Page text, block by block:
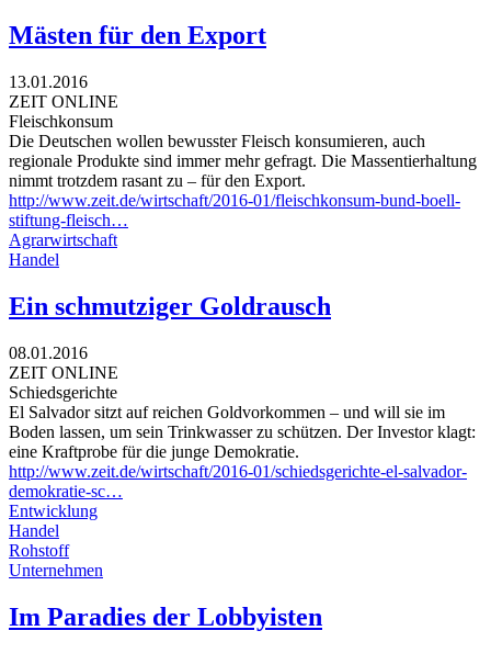
Mästen für den Export
13.01.2016
ZEIT ONLINE
Fleischkonsum
Die Deutschen wollen bewusster Fleisch konsumieren, auch
regionale Produkte sind immer mehr gefragt. Die Massentierhaltung
nimmt trotzdem rasant zu – für den Export.
http://www.zeit.de/wirtschaft/2016-01/fleischkonsum-bund-boell-
stiftung-fleisch…
Agrarwirtschaft
Handel
Ein schmutziger Goldrausch
08.01.2016
ZEIT ONLINE
Schiedsgerichte
El Salvador sitzt auf reichen Goldvorkommen – und will sie im
Boden lassen, um sein Trinkwasser zu schützen. Der Investor klagt:
eine Kraftprobe für die junge Demokratie.
http://www.zeit.de/wirtschaft/2016-01/schiedsgerichte-el-salvador-
demokratie-sc…
Entwicklung
Handel
Rohstoff
Unternehmen
Im Paradies der Lobbyisten